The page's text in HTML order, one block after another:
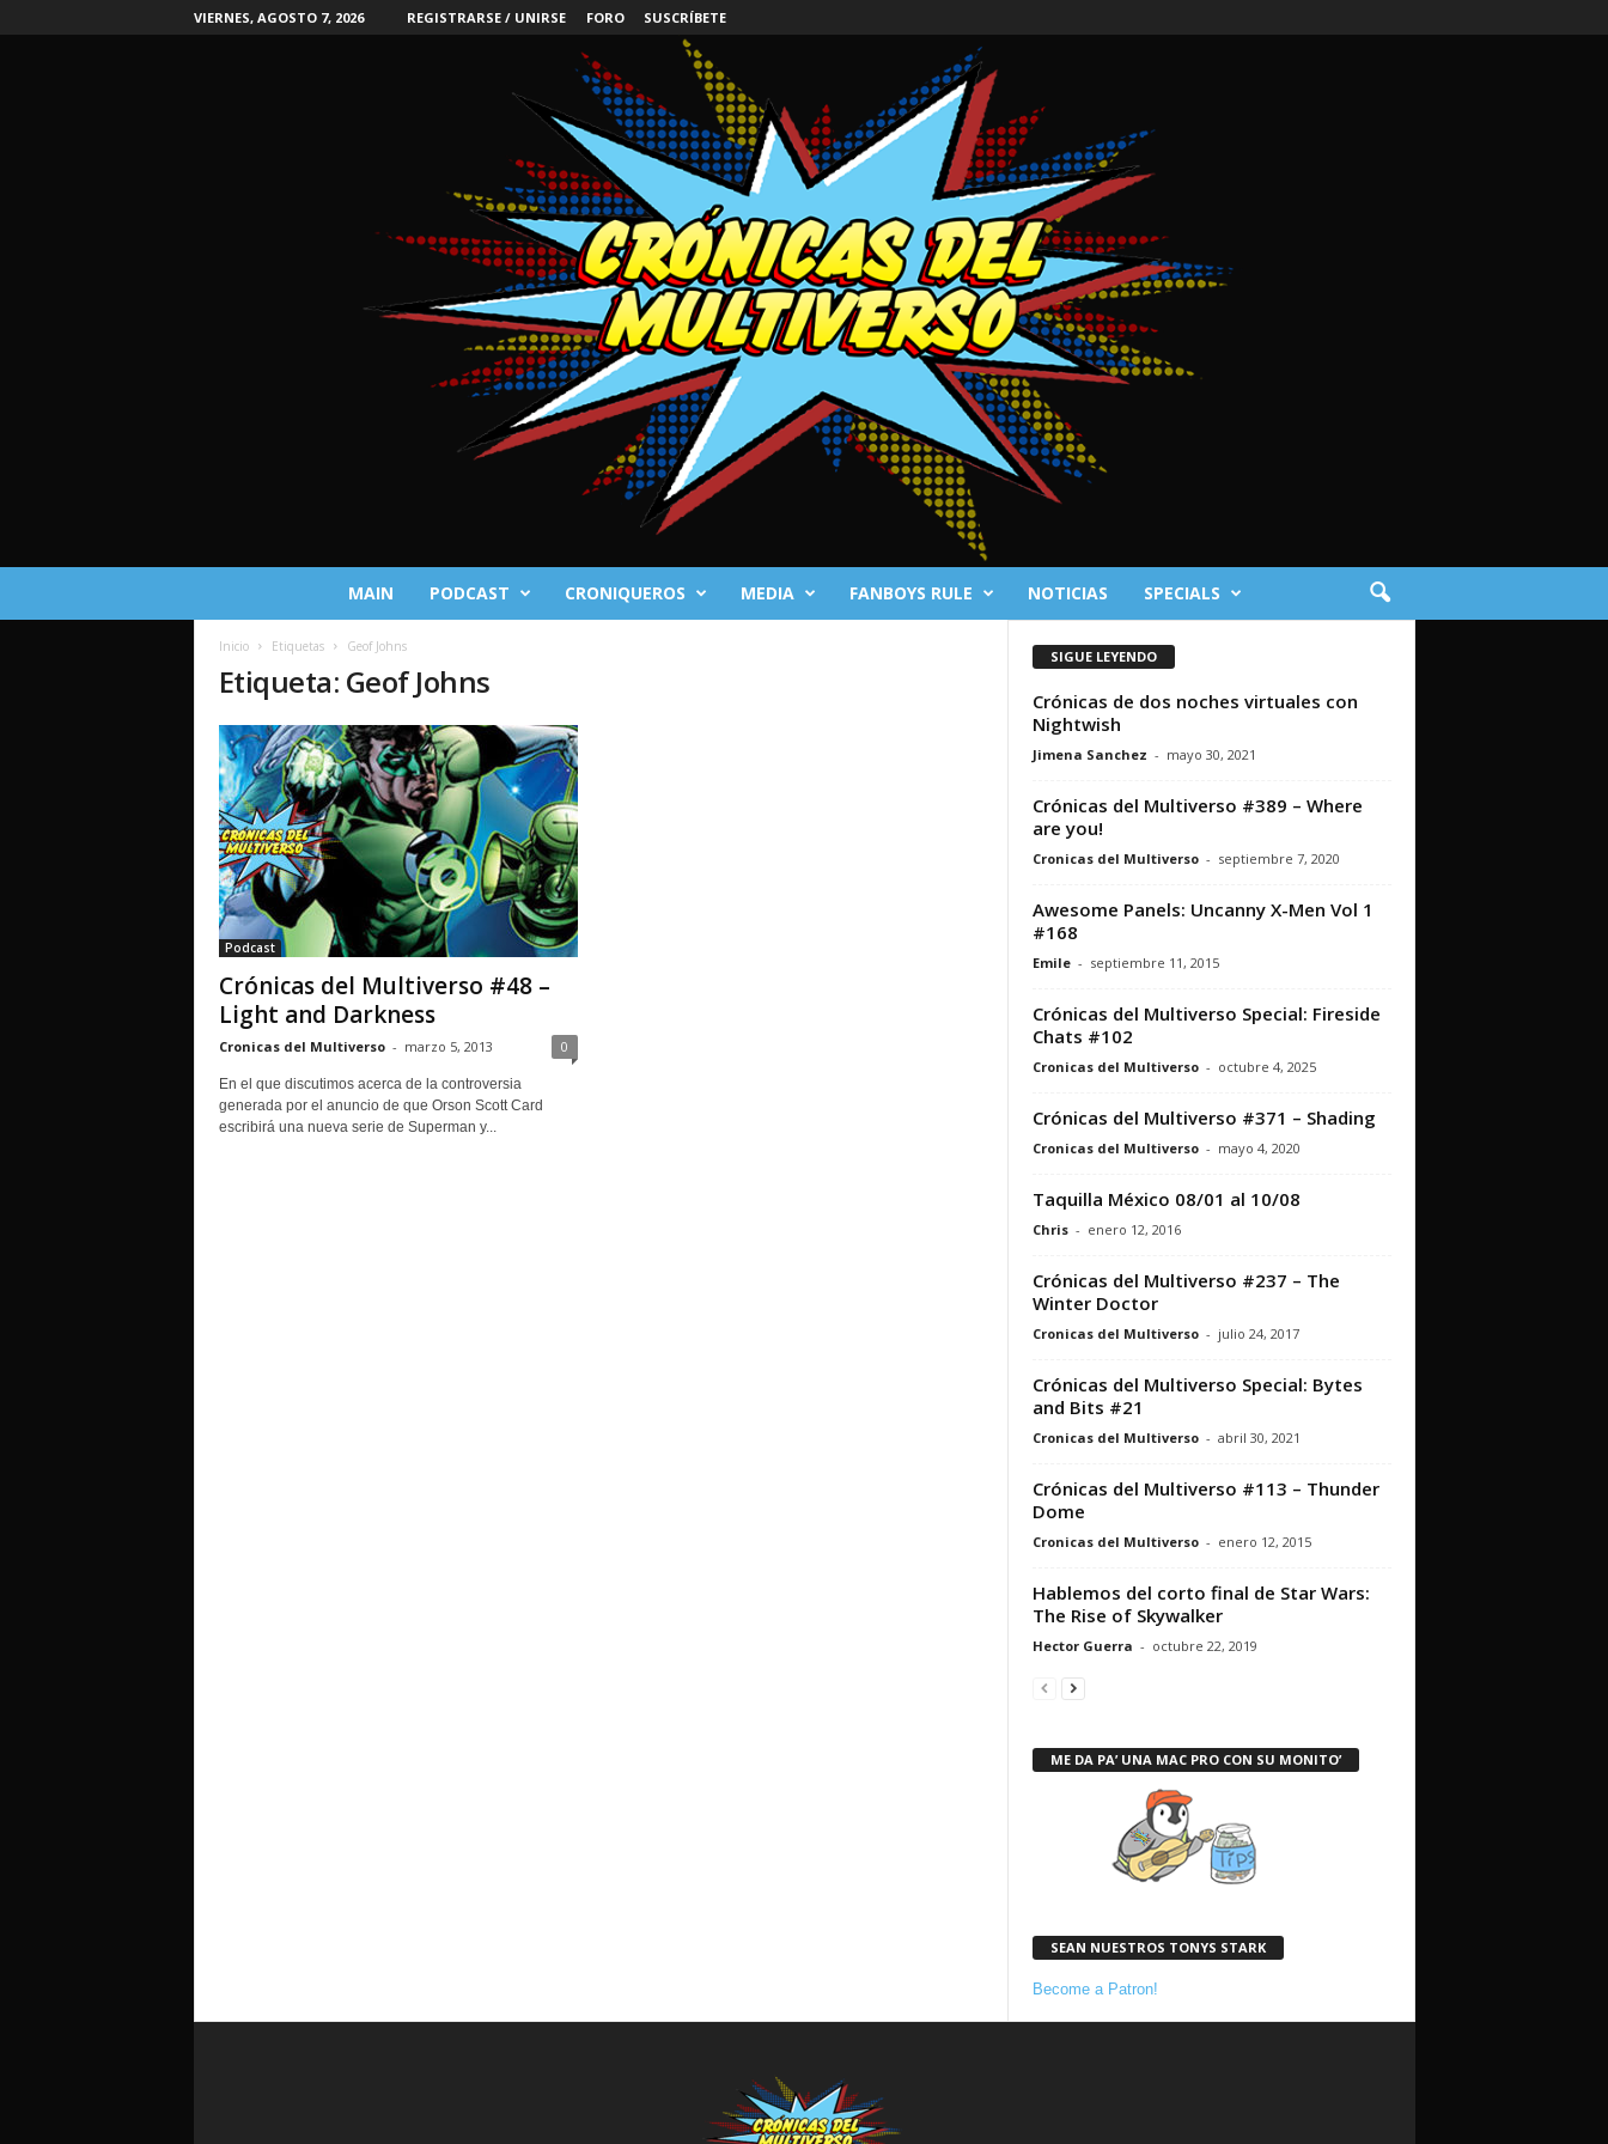
VIERNES, AGOSTO 7, 2026 REGISTRARSE / UNIRSE FORO SUSCRÍBETE
MAIN PODCAST CRONIQUEROS MEDIA FANBOYS RULE NOTICIAS SPECIALS
Inicio Etiquetas Geof Johns
Etiqueta: Geof Johns
Podcast
Crónicas del Multiverso #48 –
Light and Darkness
Cronicas del Multiverso - marzo 5, 2013 0
En el que discutimos acerca de la controversia
generada por el anuncio de que Orson Scott Card
escribirá una nueva serie de Superman y...
SIGUE LEYENDO
Crónicas de dos noches virtuales con
Nightwish
Jimena Sanchez - mayo 30, 2021
Crónicas del Multiverso #389 – Where
are you!
Cronicas del Multiverso - septiembre 7, 2020
Awesome Panels: Uncanny X-Men Vol 1
#168
Emile - septiembre 11, 2015
Crónicas del Multiverso Special: Fireside
Chats #102
Cronicas del Multiverso - octubre 4, 2025
Crónicas del Multiverso #371 – Shading
Cronicas del Multiverso - mayo 4, 2020
Taquilla México 08/01 al 10/08
Chris - enero 12, 2016
Crónicas del Multiverso #237 – The
Winter Doctor
Cronicas del Multiverso - julio 24, 2017
Crónicas del Multiverso Special: Bytes
and Bits #21
Cronicas del Multiverso - abril 30, 2021
Crónicas del Multiverso #113 – Thunder
Dome
Cronicas del Multiverso - enero 12, 2015
Hablemos del corto final de Star Wars:
The Rise of Skywalker
Hector Guerra - octubre 22, 2019
ME DA PA’ UNA MAC PRO CON SU MONITO’
SEAN NUESTROS TONYS STARK
Become a Patron!